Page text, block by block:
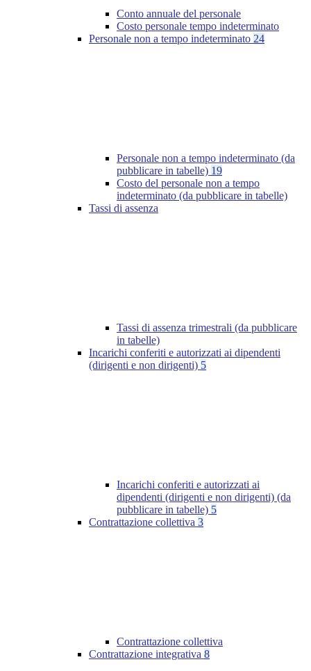
Conto annuale del personale
Costo personale tempo indeterminato
Personale non a tempo indeterminato 24
Personale non a tempo indeterminato (da
pubblicare in tabelle) 19
Costo del personale non a tempo
indeterminato (da pubblicare in tabelle)
Tassi di assenza
Tassi di assenza trimestrali (da pubblicare
in tabelle)
Incarichi conferiti e autorizzati ai dipendenti
(dirigenti e non dirigenti) 5
Incarichi conferiti e autorizzati ai
dipendenti (dirigenti e non dirigenti) (da
pubblicare in tabelle) 5
Contrattazione collettiva 3
Contrattazione collettiva
Contrattazione integrativa 8